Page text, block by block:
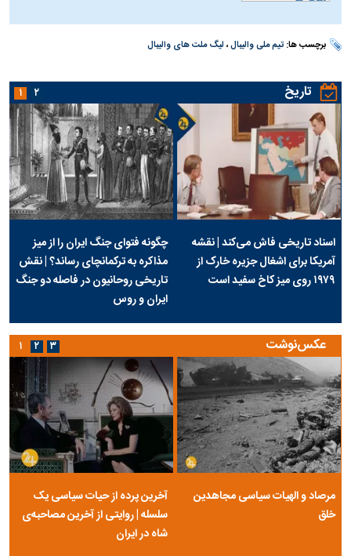
برچسب ها:تیم ملی والیبال، لیگ ملت های والیبال
تاریخ
اسناد تاریخی فاش می‌کند | نقشه
آمریکا برای اشغال جزیره خارک از
۱۹۷۹ روی میز کاخ سفید است
چگونه فتوای جنگ ایران را از میز
مذاکره به ترکمانچای رساند؟ | نقش
تاریخی روحانیون در فاصله دو جنگ
ایران و روس
۱ ۲
عکس‌نوشت
مرصاد و الهیات سیاسی مجاهدین
خلق
آخرین پرده از حیات سیاسی یک
سلسله | روایتی از آخرین مصاحبه‌ی
شاه در ایران
۱ ۲ ۳